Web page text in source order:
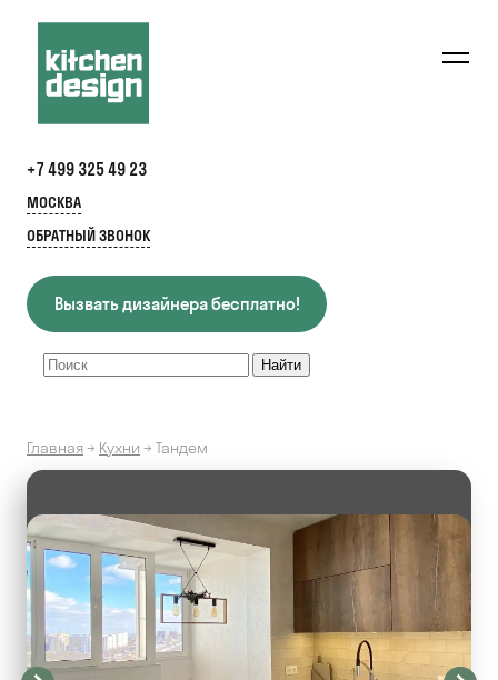
+7 499 325 49 23
МОСКВА
ОБРАТНЫЙ ЗВОНОК
Вызвать дизайнера бесплатно!
Главная→ Кухни → Тандем